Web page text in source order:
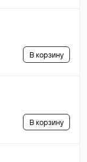
В корзину
В корзину